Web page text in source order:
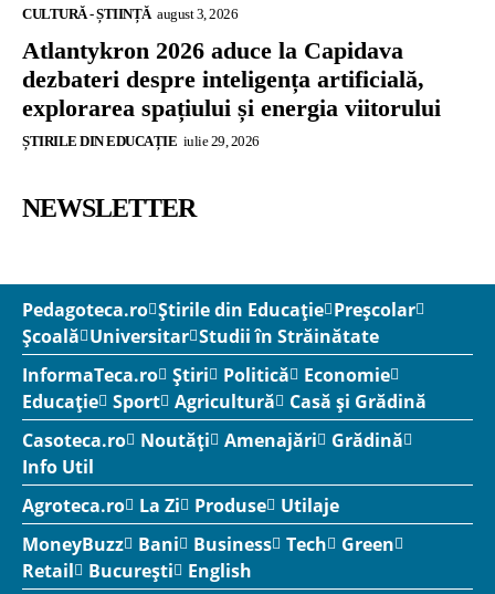
CULTURĂ - ȘTIINȚĂ august 3, 2026
Atlantykron 2026 aduce la Capidava
dezbateri despre inteligența artificială,
explorarea spațiului și energia viitorului
ȘTIRILE DIN EDUCAȚIE iulie 29, 2026
NEWSLETTER
Pedagoteca.ro Știrile din Educație Preșcolar
Școală Universitar Studii în Străinătate
InformaTeca.ro Știri Politică
Economie
Educație Sport Agricultură
Casă și Grădină
Casoteca.ro
Noutăți Amenajări
Grădină
Info Util
Agroteca.ro
La Zi Produse
Utilaje
MoneyBuzz
Bani Business Tech
Green
Retail
București English